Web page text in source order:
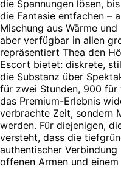
die Spannungen lösen,
die Fantasie entfachen –
Mischung aus Wärme
aber verfügbar in allen
repräsentiert Thea den
Escort bietet: diskrete,
die Substanz über
für zwei Stunden, 900
das Premium-Erlebnis
verbrachte Zeit, sondern
werden. Für diejenigen,
versteht, dass die
authentischer
offenen Armen und